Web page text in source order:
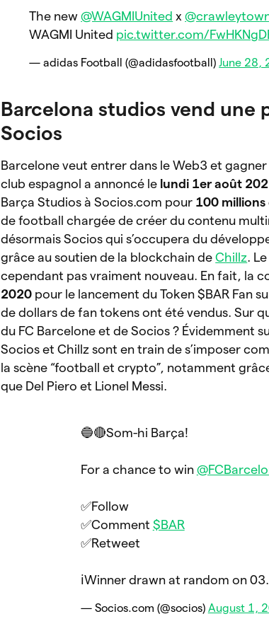
The new@WAGMIUnited x
WAGMI United pic.twitter.com/
— adidas Football (@adidasfootball)June 28,
Barcelona studios vend une
Socios
Barcelone veut entrer dans le Web3 et
club espagnol a annoncé le lundi 1er août
Barça Studios à Socios.com pour 100 millions
de football chargée de créer du contenu
désormais Socios qui s’occupera du
grâce au soutien de la blockchain deChillz.
cependant pas vraiment nouveau. En fait, la
2020 pour le lancement du Token $BAR Fan
de dollars de fan tokens ont été vendus. Sur
du FC Barcelone et de Socios ? Évidemment
Socios et Chillz sont en train de s’imposer
la scène “football et crypto”, notamment
que Del Piero et Lionel Messi.
🔵🔴Som-hi Barça!
For a chance to win
✅Follow
✅Comment $BAR
✅Retweet
ℹ️Winner drawn at random on
— Socios.com (@socios) August 1,